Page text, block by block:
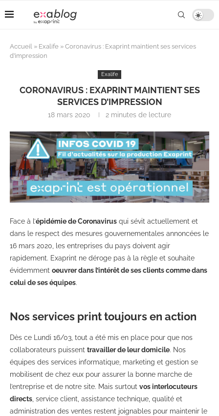
Accueil » Exalife » Coronavirus : Exaprint maintient ses services
d’impression
Exalife
CORONAVIRUS : EXAPRINT MAINTIENT SES
SERVICES D’IMPRESSION
18 mars 2020 2 minutes de lecture
Face à l’épidémie de Coronavirus qui sévit actuellement et
dans le respect des mesures gouvernementales annoncées le
16 mars 2020, les entreprises du pays doivent agir
rapidement. Exaprint ne déroge pas à la règle et souhaite
évidemment oeuvrer dans l’intérêt de ses clients comme dans
celui de ses équipes.
Nos services print toujours en action
Dès ce Lundi 16/03, tout a été mis en place pour que nos
collaborateurs puissent travailler de leur domicile. Nos
équipes des services informatique, marketing et gestion se
mobilisent de chez eux pour assurer la bonne marche de
l’entreprise et de notre site. Mais surtout vos interlocuteurs
directs , service client, assistance technique, qualité et
administration des ventes restent joignables pour maintenir le